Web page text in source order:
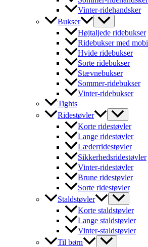
Vinter-ridehandsker
Bukser
Højtaljede ridebukser
Ridebukser med
Hvide ridebukser
Sorte ridebukser
Stævnebukser
Sommer-ridebukser
Vinter-ridebukser
Tights
Ridestøvler
Korte ridestøvler
Lange ridestøvler
Læderridestøvler
Sikkerhedsridestøvler
Vinter-ridestøvler
Brune ridestøvler
Sorte ridestøvler
Staldstøvler
Korte staldstøvler
Lange staldstøvler
Vinter-staldstøvler
Til børn